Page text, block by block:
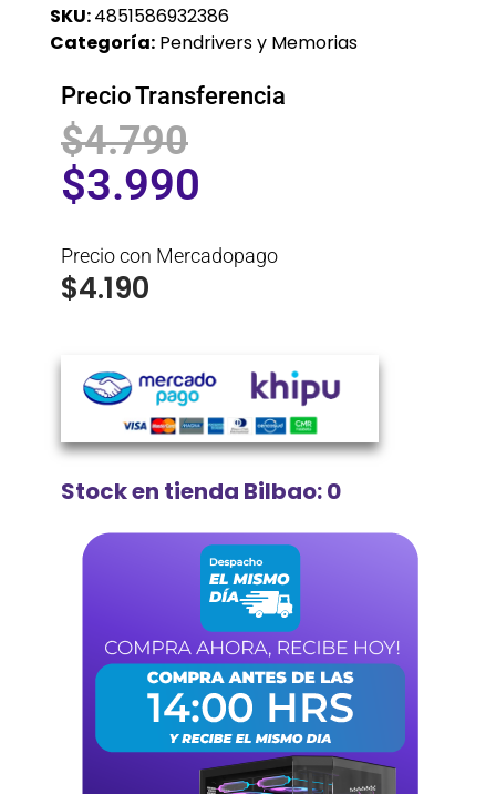
SKU:4851586932386
Categoría: Pendrivers y Memorias
Precio Transferencia
$4.790
$3.990
Precio con Mercadopago
$4.190
Stock en tienda Bilbao: 0